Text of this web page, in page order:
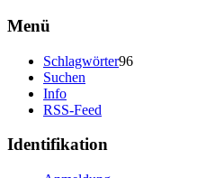
Menü
Schlagwörter96
Suchen
Info
RSS-Feed
Identifikation